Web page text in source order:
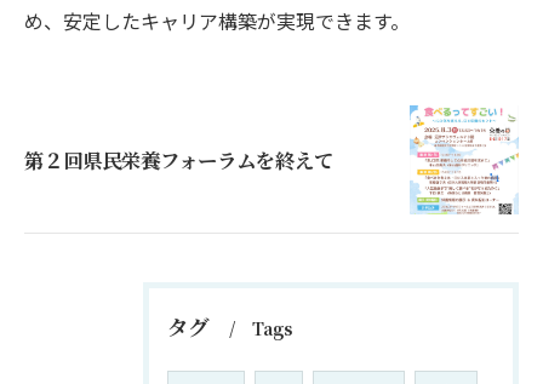
め、安定したキャリア構築が実現できます。
第２回県民栄養フォーラムを終えて
タグ Tags